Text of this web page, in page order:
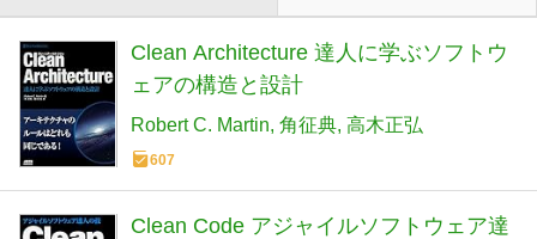
Clean Architecture 達人に学ぶソフトウ
ェアの構造と設計
Robert C. Martin 角征典 高木正弘
607
Clean Code アジャイルソフトウェア達